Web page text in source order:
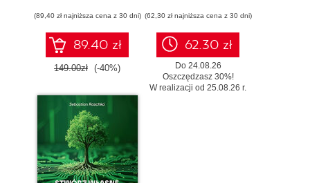
(89,40 zł najniższa cena z 30 dni)
89.40 zł
149.00zł (-40%)
(62,30 zł najniższa cena z 30 dni)
62.30 zł
Do 24.08.26
Oszczędzasz 30%!
W realizacji od 25.08.26 r.